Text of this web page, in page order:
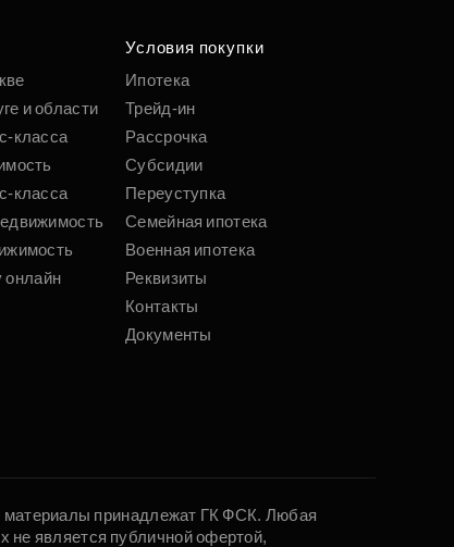
и области
класса
класса
онлайн
Условия покупки
Ипотека
Трейд-ин
Рассрочка
Субсидии
Переуступка
Семейная ипотека
Военная ипотека
Реквизиты
Контакты
Документы
материалы принадлежат ГК ФСК. Любая
не является публичной офертой,